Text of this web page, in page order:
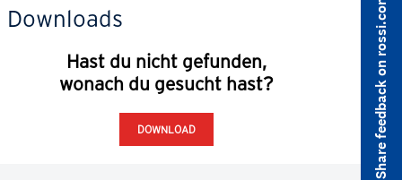
P-REIHE
Downloads
Hast du nicht gefunden,
wonach du gesucht hast?
DOWNLOAD Share feedback on rossi.com